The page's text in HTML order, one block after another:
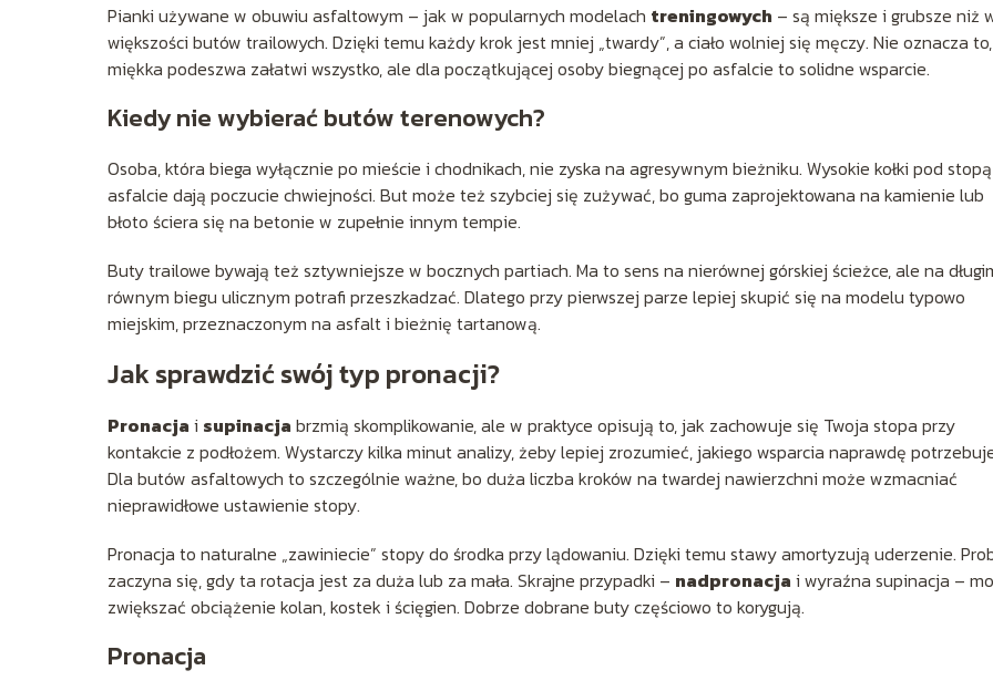
Pianki używane w obuwiu asfaltowym – jak w popularnych modelach treningowych – są miększe i grubsze niż
większości butów trailowych. Dzięki temu każdy krok jest mniej „twardy”, a ciało wolniej się męczy. Nie oznacza
miękka podeszwa załatwi wszystko, ale dla początkującej osoby biegnącej po asfalcie to solidne wsparcie.
Kiedy nie wybierać butów terenowych?
Osoba, która biega wyłącznie po mieście i chodnikach, nie zyska na agresywnym bieżniku. Wysokie kołki pod
asfalcie dają poczucie chwiejności. But może też szybciej się zużywać, bo guma zaprojektowana na kamienie lub
błoto ściera się na betonie w zupełnie innym tempie.
Buty trailowe bywają też sztywniejsze w bocznych partiach. Ma to sens na nierównej górskiej ścieżce, ale na
równym biegu ulicznym potrafi przeszkadzać. Dlatego przy pierwszej parze lepiej skupić się na modelu typowo
miejskim, przeznaczonym na asfalt i bieżnię tartanową.
Jak sprawdzić swój typ pronacji?
Pronacja i supinacja brzmią skomplikowanie, ale w praktyce opisują to, jak zachowuje się Twoja stopa przy
kontakcie z podłożem. Wystarczy kilka minut analizy, żeby lepiej zrozumieć, jakiego wsparcia naprawdę
Dla butów asfaltowych to szczególnie ważne, bo duża liczba kroków na twardej nawierzchni może wzmacniać
nieprawidłowe ustawienie stopy.
Pronacja to naturalne „zawiniecie” stopy do środka przy lądowaniu. Dzięki temu stawy amortyzują uderzenie.
zaczyna się, gdy ta rotacja jest za duża lub za mała. Skrajne przypadki – nadpronacja i wyraźna supinacja –
zwiększać obciążenie kolan, kostek i ścięgien. Dobrze dobrane buty częściowo to korygują.
Pronacja